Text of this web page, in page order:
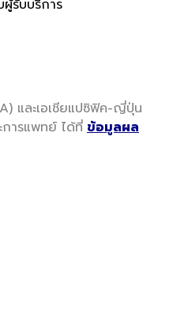
รับบริการ
และเอเชียแปซิฟิค-ญี่ปุ่น
การแพทย์ ได้ที่ ข้อมูลผล